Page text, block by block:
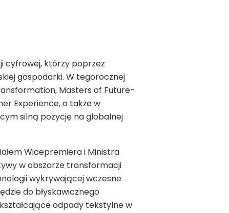
cyfrowej, którzy poprzez
gospodarki. W tegorocznej
Masters of Future-
Experience, a także w
silną pozycję na globalnej
Wicepremiera i Ministra
w obszarze transformacji
wykrywającej wczesne
do błyskawicznego
odpady tekstylne w